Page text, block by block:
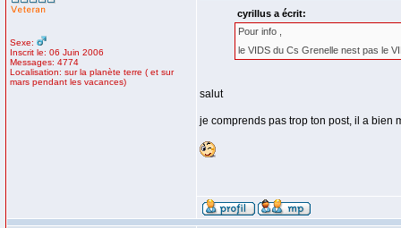
Sexe:
Inscrit le: 06 Juin 2006
Messages: 4774
Localisation: sur la planète terre ( et sur
mars pendant les vacances)
cyrillus a écrit:
Pour info ,
le VIDS du Cs Grenelle nest pas le
salut
je comprends pas trop ton post, il a bien